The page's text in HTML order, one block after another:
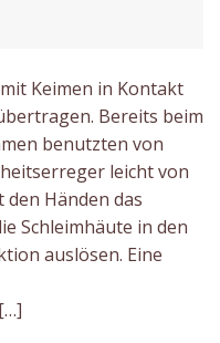
Keimen in Kontakt
Bereits beim
benutzten von
leicht von
Händen das
Schleimhäute in den
auslösen. Eine